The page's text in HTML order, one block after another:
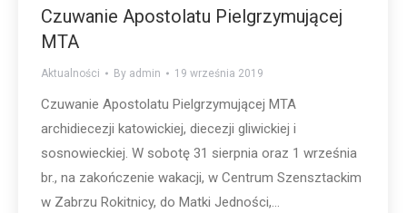
Czuwanie Apostolatu Pielgrzymującej
MTA
Aktualności By admin 19 września 2019
Czuwanie Apostolatu Pielgrzymującej MTA
archidiecezji katowickiej, diecezji gliwickiej i
sosnowieckiej. W sobotę 31 sierpnia oraz 1 września
br., na zakończenie wakacji, w Centrum Szensztackim
w Zabrzu Rokitnicy, do Matki Jedności,…